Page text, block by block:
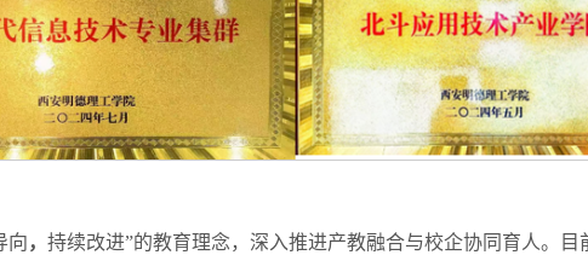
向， 持续改进”的教育理念，深入推进产教融合与校企协同育人。